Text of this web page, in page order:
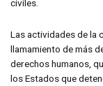
civiles.
Las actividades de la
llamamiento de más
derechos humanos,
los Estados que